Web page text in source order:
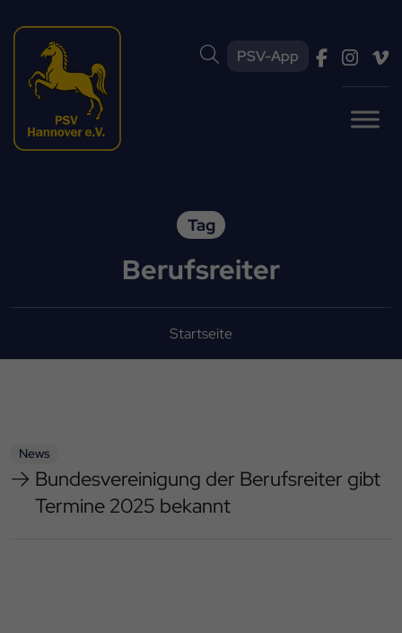
PSV-App
Tag
Berufsreiter
Startseite
News
Bundesvereinigung der Berufsreiter gibt
Termine 2025 bekannt